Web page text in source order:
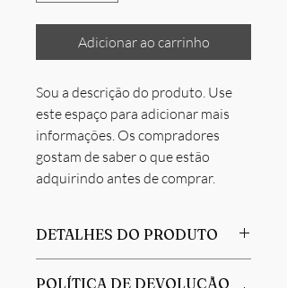
Adicionar ao carrinho
Sou a descrição do produto. Use
este espaço para adicionar mais
informações. Os compradores
gostam de saber o que estão
adquirindo antes de comprar.
DETALHES DO PRODUTO
POLÍTICA DE DEVOLUÇÃO